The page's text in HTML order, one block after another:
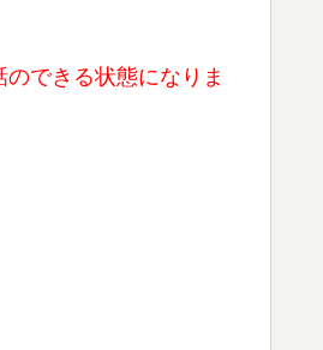
できる状態になりま